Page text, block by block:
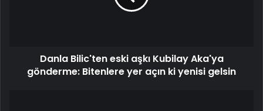
Danla Bilic'ten eski aşkı Kubilay Aka'ya
gönderme: Bitenlere yer açın ki yenisi gelsin